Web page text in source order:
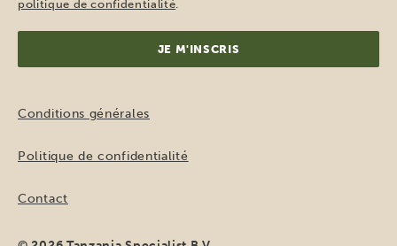
politique de confidentialité
Conditions générales
Politique de confidentialité
Contact